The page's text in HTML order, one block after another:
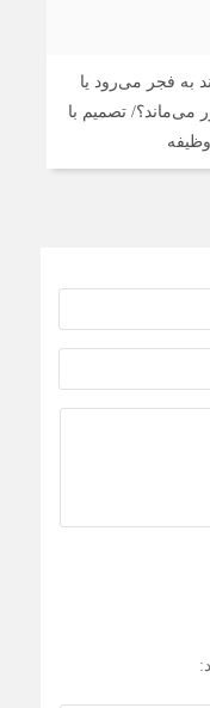
به فجر می‌رود یا
می‌ماند؟/ تصمیم با